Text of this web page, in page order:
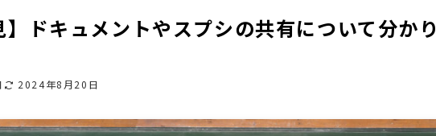
】ドキュメントやスプシの共有について分かり
2024年8月20日